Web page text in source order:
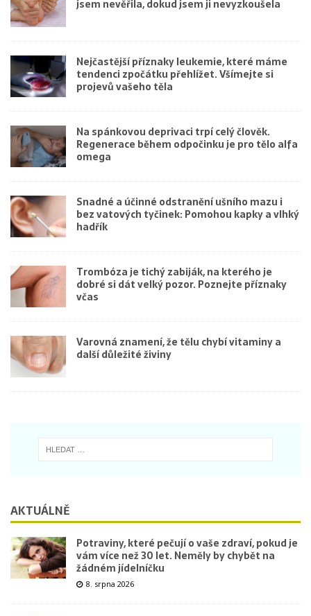
jsem nevěřila, dokud jsem ji nevyzkoušela
Nejčastější příznaky leukemie, které máme
tendenci zpočátku přehlížet. Všímejte si
projevů vašeho těla
Na spánkovou deprivaci trpí celý člověk.
Regenerace během odpočinku je pro tělo alfa
omega
Snadné a účinné odstranění ušního mazu i
bez vatových tyčinek: Pomohou kapky a vlhký
hadřík
Trombóza je tichý zabiják, na kterého je
dobré si dát velký pozor. Poznejte příznaky
včas
Varovná znamení, že tělu chybí vitaminy a
další důležité živiny
AKTUÁLNĚ
Potraviny, které pečují o vaše zdraví, pokud je
vám více než 30 let. Neměly by chybět na
žádném jídelníčku
8. srpna 2026